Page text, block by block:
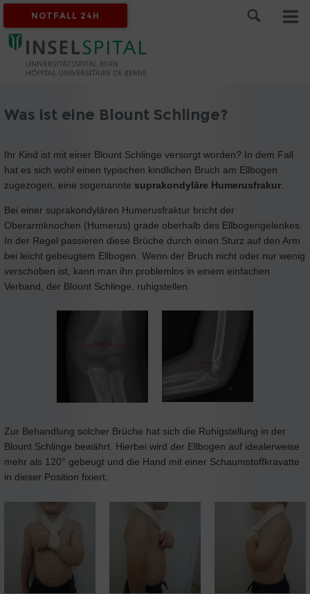
NOTFALL 24H
Was ist eine Blount Schlinge?
Ihr Kind ist mit einer Blount Schlinge versorgt worden? In dem Fall
hat es sich wohl einen typischen kindlichen Bruch am Ellbogen
zugezogen, eine sogenannte suprakondyläre Humerusfrakur
Bei einer suprakondylären Humerusfraktur bricht der
Oberarmknochen (Humerus) grade oberhalb des Ellbogengelenkes.
In der Regel passieren diese Brüche durch einen Sturz auf den Arm
bei leicht gebeugtem Ellbogen. Wenn der Bruch nicht oder nur wenig
verschoben ist, kann man ihn problemlos in einem einfachen
Verband, der Blount Schlinge, ruhigstellen.
Zur Behandlung solcher Brüche hat sich die Ruhigstellung in der
Blount Schlinge bewährt. Hierbei wird der Ellbogen auf idealerweise
mehr als 120° gebeugt und die Hand mit einer Schaumstoffkravatte
in dieser Position fixiert.